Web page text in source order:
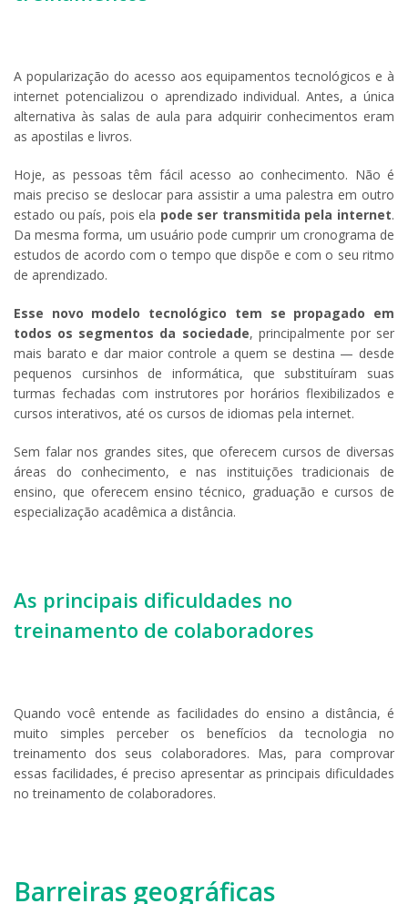
A popularização do acesso aos equipamentos tecnológicos e à
internet potencializou o aprendizado individual. Antes, a única
alternativa às salas de aula para adquirir conhecimentos eram
as apostilas e livros.
Hoje, as pessoas têm fácil acesso ao conhecimento. Não é
mais preciso se deslocar para assistir a uma palestra em outro
estado ou país, pois ela pode ser transmitida pela internet.
Da mesma forma, um usuário pode cumprir um cronograma de
estudos de acordo com o tempo que dispõe e com o seu ritmo
de aprendizado.
Esse novo modelo tecnológico tem se propagado em
todos os segmentos da sociedade, principalmente por ser
mais barato e dar maior controle a quem se destina — desde
pequenos cursinhos de informática, que substituíram suas
turmas fechadas com instrutores por horários flexibilizados e
cursos interativos, até os cursos de idiomas pela internet.
Sem falar nos grandes sites, que oferecem cursos de diversas
áreas do conhecimento, e nas instituições tradicionais de
ensino, que oferecem ensino técnico, graduação e cursos de
especialização acadêmica a distância.
As principais dificuldades no
treinamento de colaboradores
Quando você entende as facilidades do ensino a distância, é
muito simples perceber os benefícios da tecnologia no
treinamento dos seus colaboradores. Mas, para comprovar
essas facilidades, é preciso apresentar as principais dificuldades
no treinamento de colaboradores.
Barreiras geográficas